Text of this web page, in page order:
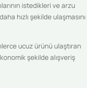
istedikleri ve arzu
hızlı şekilde ulaşmasını
ucuz ürünü ulaştıran
şekilde alışveriş